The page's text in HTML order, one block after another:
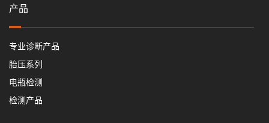
产品
专业诊断产品
胎压系列
电瓶检测
检测产品